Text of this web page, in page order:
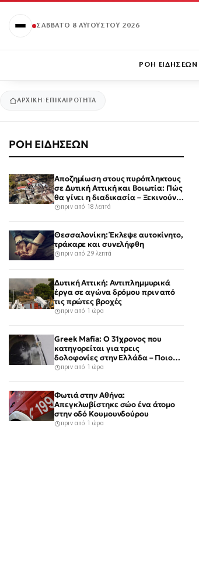
ΣΆΒΒΑΤΟ 8 ΑΥΓΟΎΣΤΟΥ 2026
ΡΟΗ ΕΙΔΗΣΕΩΝ
ΑΡΧΙΚΉ ΕΠΙΚΑΙΡΟΤΗΤΑ
ΡΟΗ ΕΙΔΗΣΕΩΝ
Αποζημίωση στους πυρόπληκτους
σε Δυτική Αττική και Βοιωτία: Πώς
θα γίνει η διαδικασία – Ξεκινούν
τη Δευτέρα οι αιτήσεις
πριν από 18 λεπτά
Θεσσαλονίκη: Έκλεψε αυτοκίνητο,
τράκαρε και συνελήφθη
πριν από 29 λεπτά
Δυτική Αττική: Αντιπλημμυρικά
έργα σε αγώνα δρόμου πριν από
τις πρώτες βροχές
πριν από 1 ώρα
Greek Mafia: Ο 31χρονος που
κατηγορείται για τρεις
δολοφονίες στην Ελλάδα – Ποιος
είναι το «πιστόλι» του Έντικ
πριν από 1 ώρα
Φωτιά στην Αθήνα:
Απεγκλωβίστηκε σώο ένα άτομο
στην οδό Κουμουνδούρου
πριν από 1 ώρα